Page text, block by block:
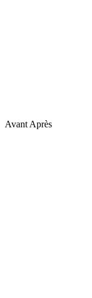
Avant Après